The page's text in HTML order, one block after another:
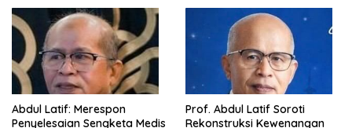
Abdul Latif: Merespon
Penyelesaian Sengketa Medis
Prof. Abdul Latif Soroti
Rekonstruksi Kewenangan